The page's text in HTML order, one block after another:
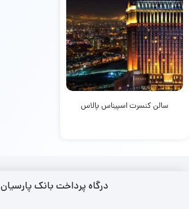
سالن کنسرت اسپیناس پالاس
درگاه پرداخت بانک پارسیان